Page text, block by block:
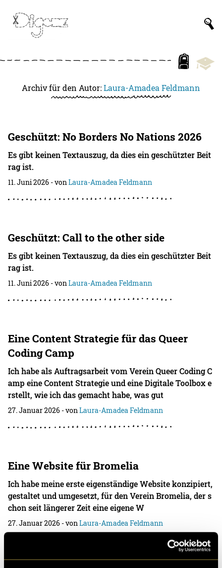
Archiv für den Autor:Laura-Amadea Feldmann
Geschützt: No Borders No Nations 2026
Es gibt keinen Textauszug, da dies ein geschützter Beit
rag ist.
11. Juni 2026 - vonLaura-Amadea Feldmann
Geschützt: Call to the other side
Es gibt keinen Textauszug, da dies ein geschützter Beit
rag ist.
11. Juni 2026 - vonLaura-Amadea Feldmann
Eine Content Strategie für das Queer
Coding Camp
Ich habe als Auftragsarbeit vom Verein Queer Coding C
amp eine Content Strategie und eine Digitale Toolbox e
rstellt, wie ich das gemacht habe, was gut
27. Januar 2026 - vonLaura-Amadea Feldmann
Eine Website für Bromelia
Ich habe meine erste eigenständige Website konzipiert,
gestaltet und umgesetzt, für den Verein Bromelia, der s
chon seit längerer Zeit eine eigene W
27. Januar 2026 - vonLaura-Amadea Feldmann